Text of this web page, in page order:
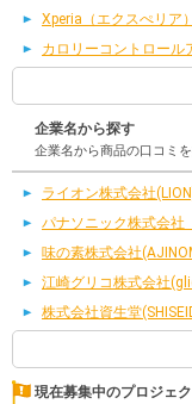
Xperia（エクスぺリア）
カロリーコントロール
企業名から探す
企業名から商品の口コミ
ライオン株式会社
パナソニック株式会社
味の素株式会社
江崎グリコ株式会社
株式会社資生堂
現在募集中のプロジェ